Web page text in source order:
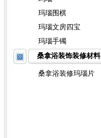
玛瑙围棋
玛瑙文房四宝
玛瑙手镯
桑拿浴装饰装修材料
桑拿浴装修玛瑙片